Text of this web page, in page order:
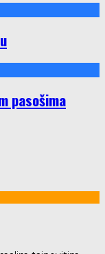
pasošima